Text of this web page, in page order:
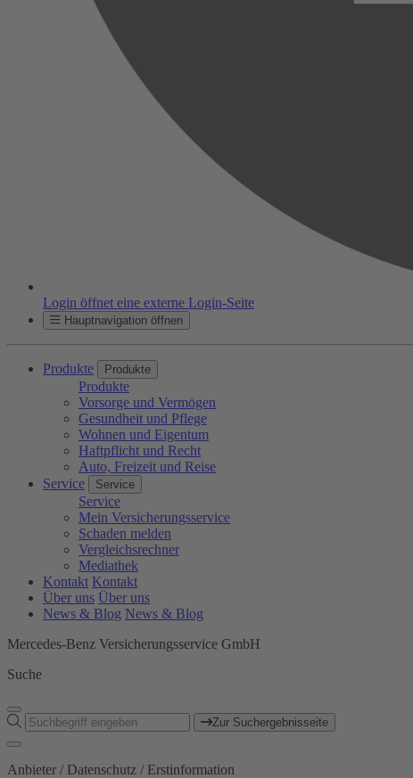
Login öffnet eine externe Login-Seite
Hauptnavigation öffnen
Produkte Produkte
Produkte
Vorsorge und Vermögen
Gesundheit und Pflege
Wohnen und Eigentum
Haftpflicht und Recht
Auto, Freizeit und Reise
Service
Service
Service
Mein Versicherungsservice
Schaden melden
Vergleichsrechner
Mediathek
Kontakt Kontakt
Über uns Über uns
News & Blog News & Blog
Mercedes-Benz Versicherungsservice GmbH
Suche
Zur Suchergebnisseite
Anbieter / Datenschutz / Erstinformation